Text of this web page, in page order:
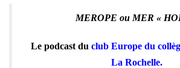
MEROPE ou MER «
Le podcast du club Europe du
La Rochelle.